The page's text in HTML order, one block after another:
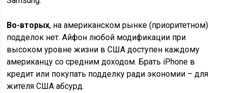
Во-вторых, на американском рынке (приоритетном)
подделок нет. Айфон любой модификации при
высоком уровне жизни в США доступен каждому
американцу со средним доходом. Брать iPhone в
кредит или покупать подделку ради экономии – для
жителя США абсурд.